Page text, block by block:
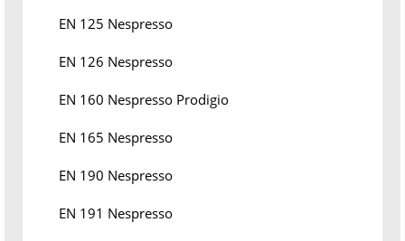
EN 125 Nespresso
EN 126 Nespresso
EN 160 Nespresso Prodigio
EN 165 Nespresso
EN 190 Nespresso
EN 191 Nespresso